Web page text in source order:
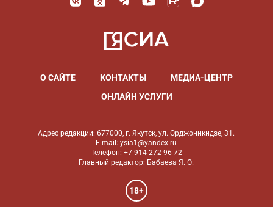
О САЙТЕ КОНТАКТЫ
МЕДИА-ЦЕНТР
ОНЛАЙН УСЛУГИ
Адрес редакции: 677000, г. Якутск, ул. Орджоникидзе, 31.
E-mail: ysia1@yandex.ru
Телефон: +7-914-272-96-72
Главный редактор: Бабаева Я. О.
18+